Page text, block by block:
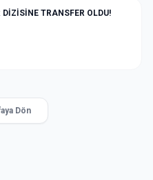
DİZİSİNE TRANSFER OLDU!
Dön